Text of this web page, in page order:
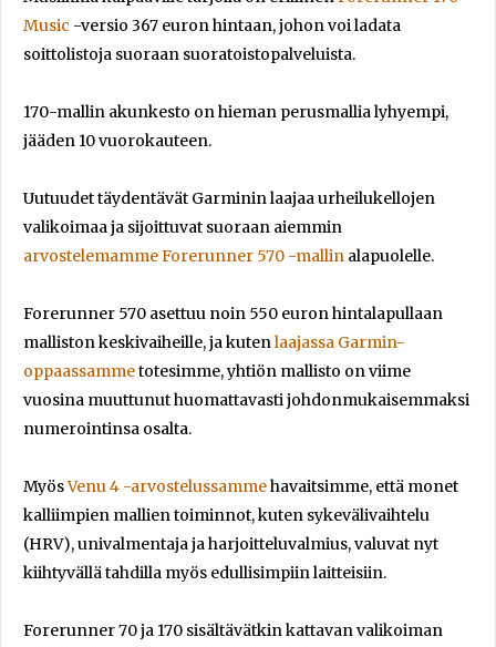
Music -versio 367 euron hintaan, johon voi ladata
soittolistoja suoraan suoratoistopalveluista.
170-mallin akunkesto on hieman perusmallia lyhyempi,
jääden 10 vuorokauteen.
Uutuudet täydentävät Garminin laajaa urheilukellojen
valikoimaa ja sijoittuvat suoraan aiemmin
arvostelemamme Forerunner 570 -mallin alapuolelle.
Forerunner 570 asettuu noin 550 euron hintalapullaan
malliston keskivaiheille, ja kutenlaajassa Garmin-
oppaassammetotesimme, yhtiön mallisto on viime
vuosina muuttunut huomattavasti johdonmukaisemmaksi
numerointinsa osalta.
MyösVenu 4 -arvostelussammehavaitsimme, että monet
kalliimpien mallien toiminnot, kuten sykevälivaihtelu
(HRV), univalmentaja ja harjoitteluvalmius, valuvat nyt
kiihtyvällä tahdilla myös edullisimpiin laitteisiin.
Forerunner 70 ja 170 sisältävätkin kattavan valikoiman